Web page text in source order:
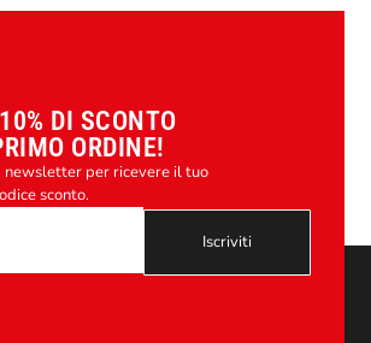
DI SCONTO
ORDINE!
newsletter per ricevere il tuo
sconto.